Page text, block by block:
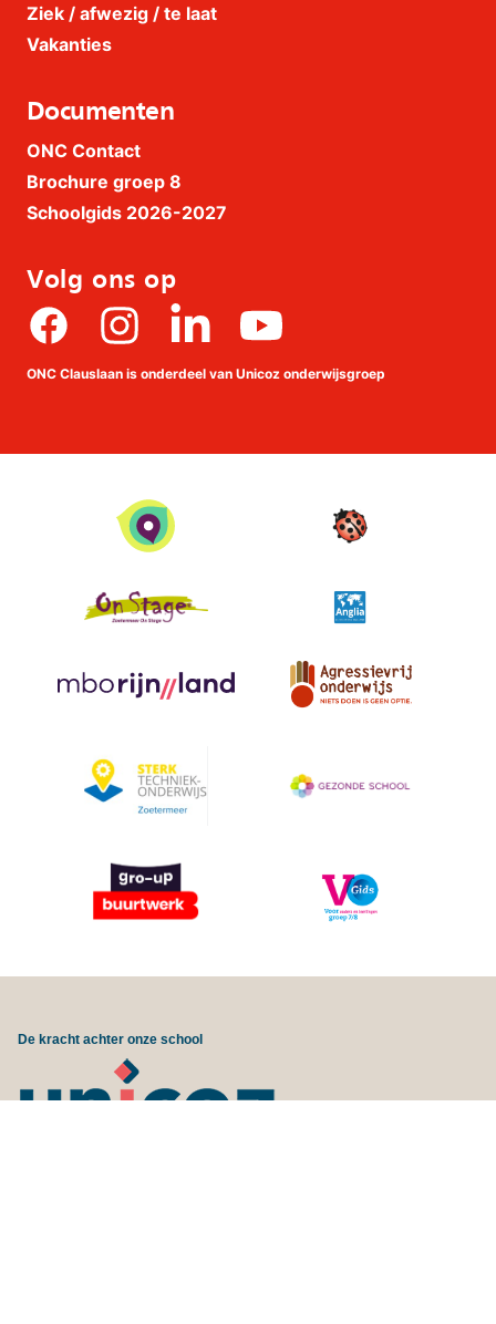
Ziek / afwezig / te laat
Vakanties
Documenten
ONC Contact
Brochure groep 8
Schoolgids 2026-2027
Volg ons op
FacebookInstagramlinkedinYoutube
ONC Clauslaan is onderdeel van Unicoz onderwijsgroep
De kracht achter onze school